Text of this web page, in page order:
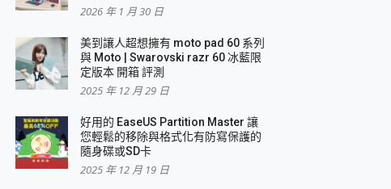
2026 年 1 月 30 日
美到讓人超想擁有 moto pad 60 系列
與 Moto | Swarovski razr 60 冰藍限
定版本 開箱 評測
2025 年 12 月 29 日
好用的 EaseUS Partition Master 讓
您輕鬆的移除與格式化有防寫保護的
隨身碟或SD卡
2025 年 12 月 19 日